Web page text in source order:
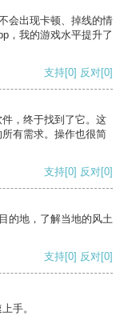
会出现卡顿、掉线的情
，我的游戏水平提升了
支持[0] 反对[0]
，终于找到了它。这
有需求。操作也很简
支持[0] 反对[0]
的地，了解当地的风土
支持[0] 反对[0]
手。